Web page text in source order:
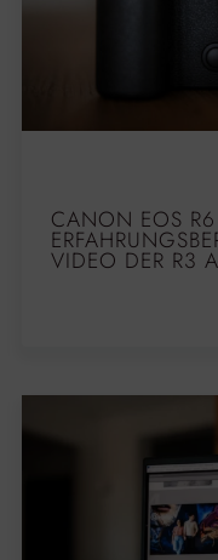
CANON EOS
VIDEO DER R3